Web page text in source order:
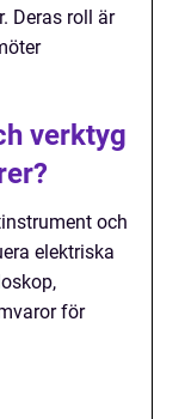
Deras roll är
verktyg
och
elektriska
för